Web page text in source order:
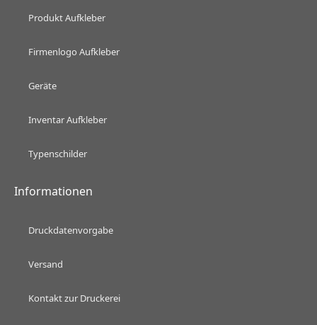
Produkt Aufkleber
Firmenlogo Aufkleber
Geräte
Inventar Aufkleber
Typenschilder
Informationen
Druckdatenvorgabe
Versand
Kontakt zur Druckerei